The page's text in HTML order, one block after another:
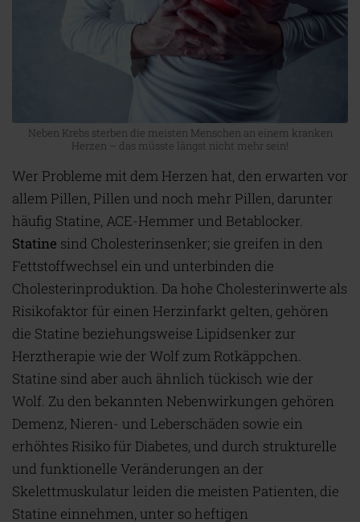
Neben Krebs sterben die meisten Menschen an einem kranken
Herzen – das müsste längst nicht mehr sein!
Wer Probleme mit dem Herzen hat, den erwarten vor
allem Pillen, Pillen und noch mehr Pillen, darunter
häufig Statine, ACE-Hemmer und Betablocker.
Statine sind Cholesterinsenker; sie greifen in den
Fettstoffwechsel ein und unterbinden die
Cholesterinproduktion. Da hohe Cholesterinwerte als
Risikofaktor für einen Herzinfarkt gelten, gehören
die Statine beziehungsweise Lipidsenker zur
Herztherapie wie der Wolf zum Rotkäppchen.
Statine sind aber auch ähnlich tückisch wie der
Wolf. Zu den bekannten Nebenwirkungen gehören
Demenz, Nieren- und Leberschäden sowie ein
erhöhtes Risiko für Diabetes, und durch strukturelle
und funktionelle Veränderungen an der
Skelettmuskulatur leiden die meisten Patienten, die
Statine einnehmen, unter so heftigen